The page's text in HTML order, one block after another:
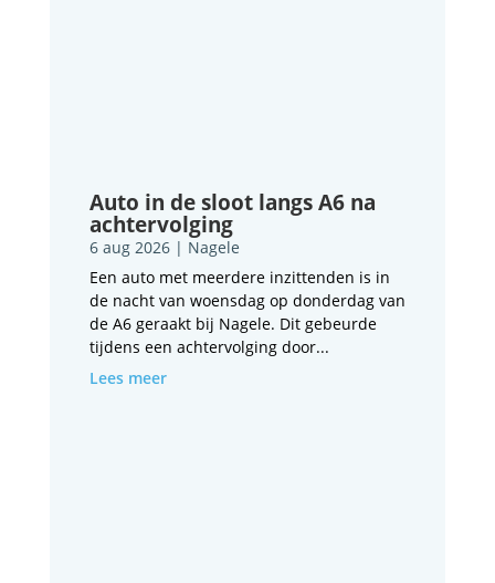
Auto in de sloot langs A6 na
achtervolging
6 aug 2026| Nagele
Een auto met meerdere inzittenden is in
de nacht van woensdag op donderdag van
de A6 geraakt bij Nagele. Dit gebeurde
tijdens een achtervolging door...
Lees meer